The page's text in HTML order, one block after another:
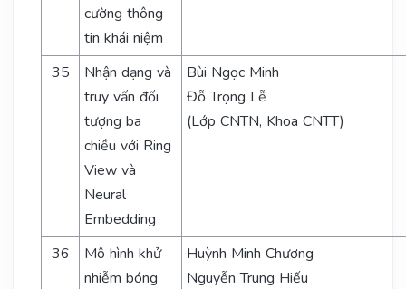
cường thông
tin khái niệm
35
Nhận dạng và
truy vấn đối
tượng ba
chiều với Ring
View và
Neural
Embedding
Bùi Ngọc Minh
Đỗ Trọng Lễ
(Lớp CNTN, Khoa CNTT)
36
Mô hình khử
nhiễm bóng
Huỳnh Minh Chương
Nguyễn Trung Hiếu